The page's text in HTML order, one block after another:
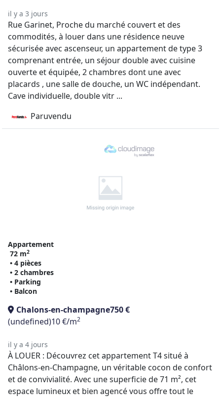
il y a 3 jours
Rue Garinet, Proche du marché couvert et des
commodités, à louer dans une résidence neuve
sécurisée avec ascenseur, un appartement de type 3
comprenant entrée, un séjour double avec cuisine
ouverte et équipée, 2 chambres dont une avec
placards , une salle de douche, un WC indépendant.
Cave individuelle, double vitr ...
Paruvendu
Appartement
72 m2
• 4 pièces
• 2 chambres
• Parking
• Balcon
Chalons-en-champagne750 €
(undefined)10 €/m2
il y a 4 jours
À LOUER : Découvrez cet appartement T4 situé à
Châlons-en-Champagne, un véritable cocon de confort
et de convivialité. Avec une superficie de 71 m², cet
espace lumineux et bien agencé vous offre tout le